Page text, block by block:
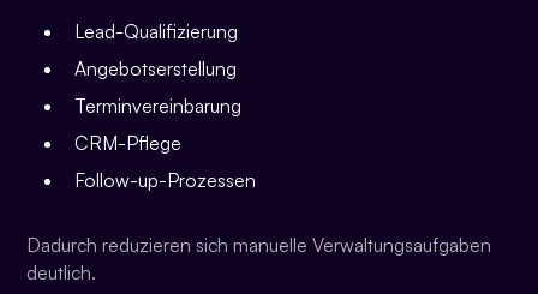
Lead-Qualifizierung
Angebotserstellung
Terminvereinbarung
CRM-Pflege
Follow-up-Prozessen
Dadurch reduzieren sich manuelle Verwaltungsaufgaben
deutlich.